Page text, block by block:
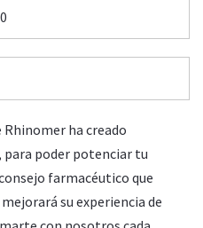
Rhinomer ha creado
poder potenciar tu
farmacéutico que
su experiencia de